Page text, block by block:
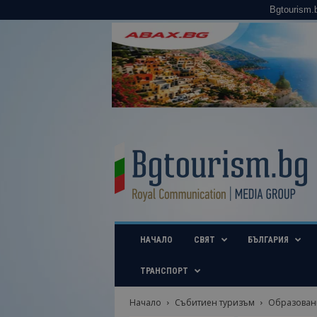
u
i
b
НАЧАЛО СВЯТ БЪЛГАРИЯ
ТРАНСПОРТ
Начало Събитиен туризъм